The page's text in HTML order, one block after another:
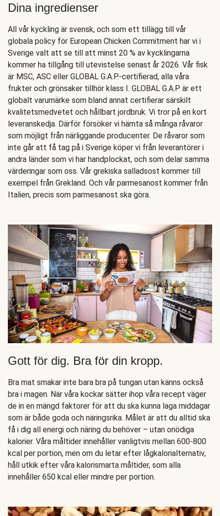
Dina ingredienser
All vår kyckling är svensk, och som ett tillägg till vår
globala policy för European Chicken Commitment har vi i
Sverige valt att se till att minst 20 % av kycklingarna
kommer ha tillgång till utevistelse senast år 2026. Vår fisk
är MSC, ASC eller GLOBAL G.A.P.-certifierad, alla våra
frukter och grönsaker tillhör klass I. GLOBAL G.A.P är ett
globalt varumärke som bland annat certifierar särskilt
kvalitetsmedvetet och hållbart jordbruk. Vi tror på en kort
leveranskedja. Därför försöker vi hämta så många råvaror
som möjligt från närliggande producenter. De råvaror som
inte går att få tag på i Sverige köper vi från leverantörer i
andra länder som vi har handplockat, och som delar samma
värderingar som oss. Vår grekiska salladsost kommer till
exempel från Grekland. Och vår parmesanost kommer från
Italien, precis som parmesanost ska göra.
Gott för dig. Bra för din kropp.
Bra mat smakar inte bara bra på tungan utan känns också
bra i magen. När våra kockar sätter ihop våra recept väger
de in en mängd faktorer för att du ska kunna laga middagar
som är både goda och näringsrika. Målet är att du alltid ska
få i dig all energi och näring du behöver – utan onödiga
kalorier. Våra måltider innehåller vanligtvis mellan 600-800
kcal per portion, men om du letar efter lågkalorialternativ,
håll utkik efter våra kalorismarta måltider, som alla
innehåller 650 kcal eller mindre per portion.